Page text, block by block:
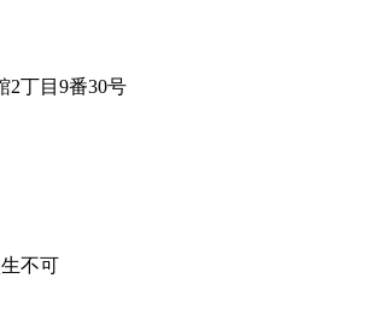
2丁目9番30号
不可